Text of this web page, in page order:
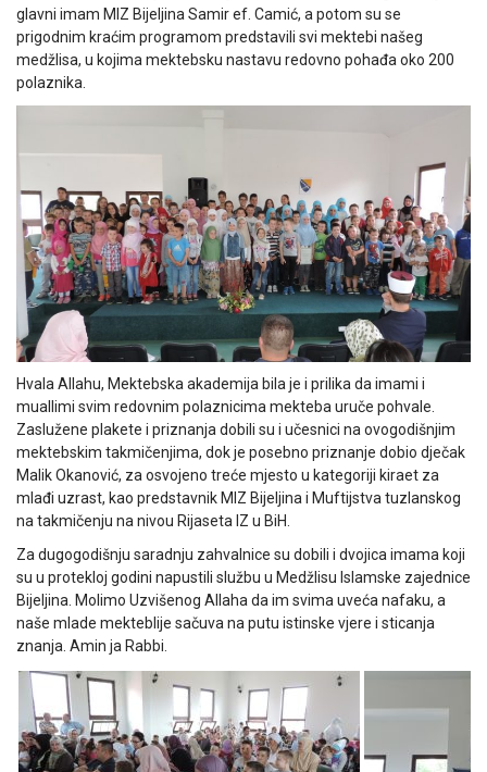
glavni imam MIZ Bijeljina Samir ef. Camić, a potom su se
prigodnim kraćim programom predstavili svi mektebi našeg
medžlisa, u kojima mektebsku nastavu redovno pohađa oko 200
polaznika.
Hvala Allahu, Mektebska akademija bila je i prilika da imami i
muallimi svim redovnim polaznicima mekteba uruče pohvale.
Zaslužene plakete i priznanja dobili su i učesnici na ovogodišnjim
mektebskim takmičenjima, dok je posebno priznanje dobio dječak
Malik Okanović, za osvojeno treće mjesto u kategoriji kiraet za
mlađi uzrast, kao predstavnik MIZ Bijeljina i Muftijstva tuzlanskog
na takmičenju na nivou Rijaseta IZ u BiH.
Za dugogodišnju saradnju zahvalnice su dobili i dvojica imama koji
su u protekloj godini napustili službu u Medžlisu Islamske zajednice
Bijeljina. Molimo Uzvišenog Allaha da im svima uveća nafaku, a
naše mlade mekteblije sačuva na putu istinske vjere i sticanja
znanja. Amin ja Rabbi.